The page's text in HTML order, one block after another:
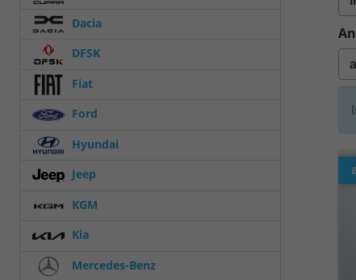
Dacia
DFSK
Fiat
Ford
Hyundai
Jeep
KGM
Kia
Mercedes-Benz